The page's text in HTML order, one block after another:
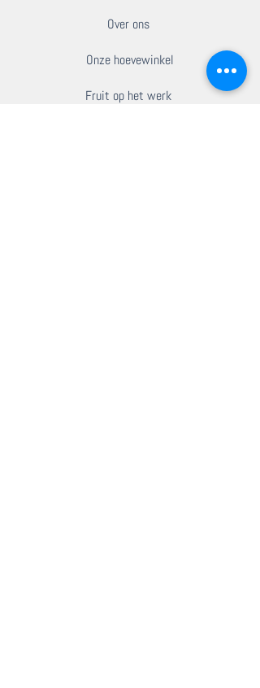
Over ons
Onze hoevewinkel
Fruit op het werk